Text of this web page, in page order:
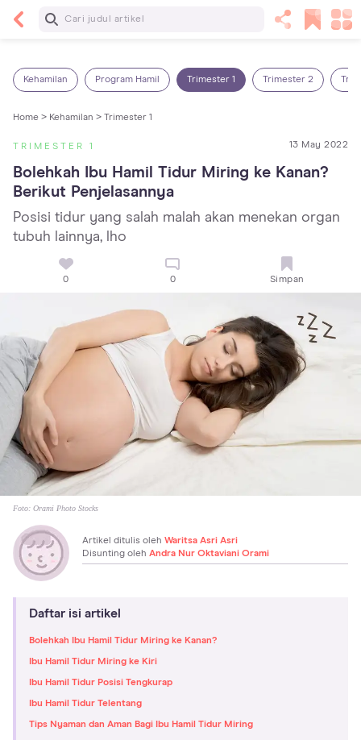
Baca Selanjutnya
Kehamilan Program Hamil Trimester 1 Trimester 2
Home > Kehamilan > Trimester 1
TRIMESTER 1 13 May 2022
Bolehkah Ibu Hamil Tidur Miring ke Kanan?
Berikut Penjelasannya
Posisi tidur yang salah malah akan menekan organ
tubuh lainnya, lho
0 0 Simpan
Foto: Orami Photo Stocks
Artikel ditulis oleh Waritsa Asri Asri
Disunting oleh Andra Nur Oktaviani Orami
Daftar isi artikel
Bolehkah Ibu Hamil Tidur Miring ke Kanan?
Ibu Hamil Tidur Miring ke Kiri
Ibu Hamil Tidur Posisi Tengkurap
Ibu Hamil Tidur Telentang
Tips Nyaman dan Aman Bagi Ibu Hamil Tidur Miring